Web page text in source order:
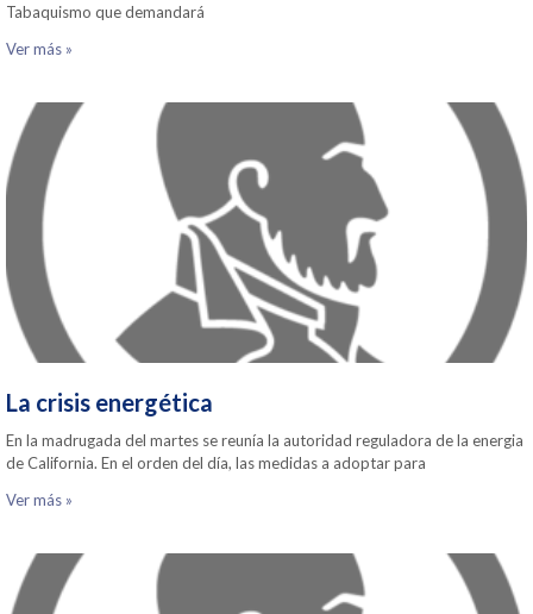
Tabaquismo que demandará
Ver más »
La crisis energética
En la madrugada del martes se reunía la autoridad reguladora de la energia
de California. En el orden del día, las medidas a adoptar para
Ver más »